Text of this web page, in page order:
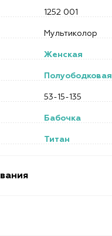
1252 001
Мультиколор
Женская
Полуободковая
53-15-135
Бабочка
Титан